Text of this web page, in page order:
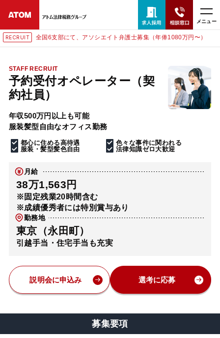
メニュー
RECRUIT 全国6支部にて、アソシエイト弁護士募集（年俸1080万円〜）
STAFF RECRUIT
予約受付オペレーター（契
約社員）
年収500万円以上も可能
服装髪型自由なオフィス勤務
都心に住める高待遇
色々な事件に関われる
服装・髪型髪色自由
法律知識ゼロ大歓迎
月給
38万1,563円
※固定残業20時間含む
※成績優秀者には特別賞与あり
勤務地
東京（永田町）
引越手当・住宅手当も充実
説明会に申込み 選考に応募
募集要項
24時間365日全国対応
無料相談窓口はこちら
電話・LINE・メールで相談予約受付中
ホーム
取扱分野
解決実績
アクセス
弁護士・税理士
費用